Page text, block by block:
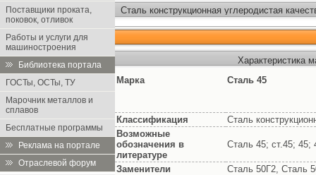
Поставщики проката,
поковок, отливок
Работы и услуги для
машиностроения
Библиотека портала
ГОСТы, ОСТы, ТУ
Марочник металлов и
сплавов
Бесплатные программы
Реклама на портале
Отраслевой форум
Сталь конструкционная углеродистая
Характеристика
Марка
Сталь 45
Классификация
Сталь
Возможные
обозначения в
литературе
Сталь 45; ст.45;
Заменители
Сталь 50Г2, Сталь